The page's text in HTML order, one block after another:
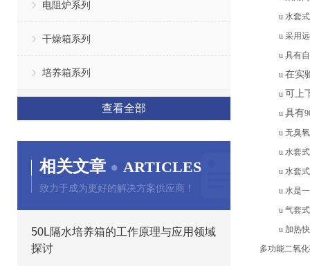
电阻炉系列
干燥箱系列
培养箱系列
查看全部
相关文章 ARTICLES
致力于成为更好的解决方案供应商！
50L隔水培养箱的工作原理与应用领域
探讨
u 水套
u 采用
u 具有
u 在实
u 可上
u 具有
u 无臭
u 水套
u 水套
u 水是
u 气套
u 加热
多功能二氧